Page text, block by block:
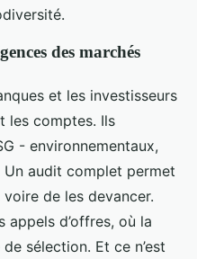
des marchés
et les investisseurs
les comptes. Ils
- environnementaux,
audit complet permet
de les devancer.
appels d’offres, où la
sélection. Et ce n’est